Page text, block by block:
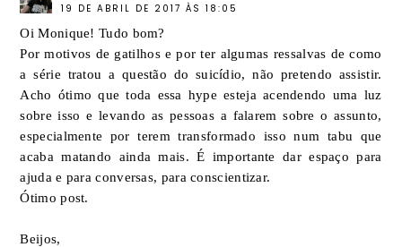
19 DE ABRIL DE 2017 ÀS 18:05
Oi Monique! Tudo bom?
Por motivos de gatilhos e por ter algumas ressalvas de como
a série tratou a questão do suicídio, não pretendo assistir.
Acho ótimo que toda essa hype esteja acendendo uma luz
sobre isso e levando as pessoas a falarem sobre o assunto,
especialmente por terem transformado isso num tabu que
acaba matando ainda mais. É importante dar espaço para
ajuda e para conversas, para conscientizar.
Ótimo post.
Beijos,